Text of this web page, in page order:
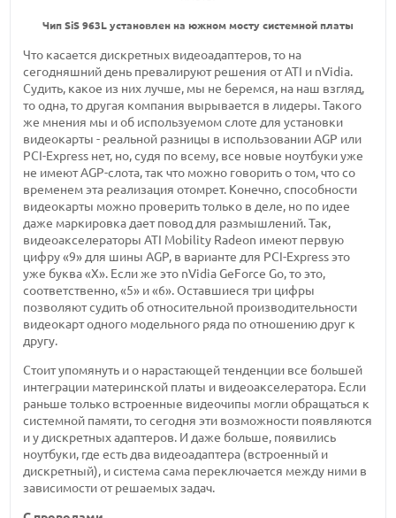
Чип SiS 963L установлен на южном мосту системной платы
Что касается дискретных видеоадаптеров, то на
сегодняшний день превалируют решения от ATI и nVidia.
Судить, какое из них лучше, мы не беремся, на наш взгляд,
то одна, то другая компания вырывается в лидеры. Такого
же мнения мы и об используемом слоте для установки
видеокарты - реальной разницы в использовании AGP или
PCI-Express нет, но, судя по всему, все новые ноутбуки уже
не имеют AGP-слота, так что можно говорить о том, что со
временем эта реализация отомрет. Конечно, способности
видеокарты можно проверить только в деле, но по идее
даже маркировка дает повод для размышлений. Так,
видеоакселераторы ATI Mobility Radeon имеют первую
цифру «9» для шины AGP, в варианте для PCI-Express это
уже буква «Х». Если же это nVidia GeForce Go, то это,
соответственно, «5» и «6». Оставшиеся три цифры
позволяют судить об относительной производительности
видеокарт одного модельного ряда по отношению друг к
другу.
Стоит упомянуть и о нарастающей тенденции все большей
интеграции материнской платы и видеоакселератора. Если
раньше только встроенные видеочипы могли обращаться к
системной памяти, то сегодня эти возможности появляются
и у дискретных адаптеров. И даже больше, появились
ноутбуки, где есть два видеоадаптера (встроенный и
дискретный), и система сама переключается между ними в
зависимости от решаемых задач.